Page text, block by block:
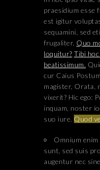
praesidium esse
est igitur
sequamini, sed
frugaliter. Quo
loquitur? Tibi
beatissimum.
cur Caius
magister, Orata,
vixerit? Hic ego:
inquam, noster
suo iure. Quod
Omnium
sunt, sed suis
augentur nec